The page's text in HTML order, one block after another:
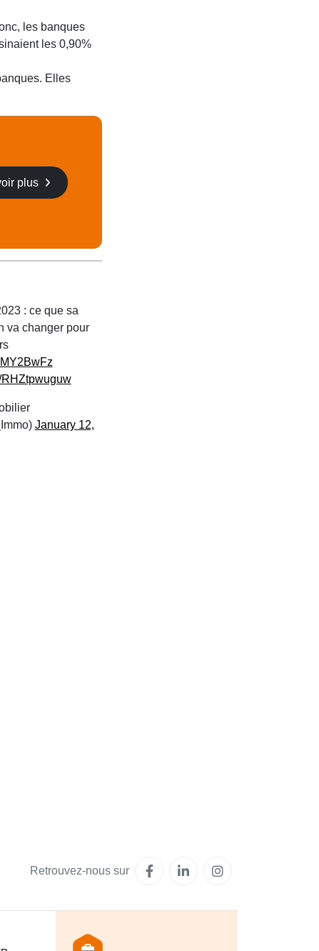
les banques
les 0,90%
Elles
plus
: ce que sa
va changer pour
January 12,
Retrouvez-nous sur